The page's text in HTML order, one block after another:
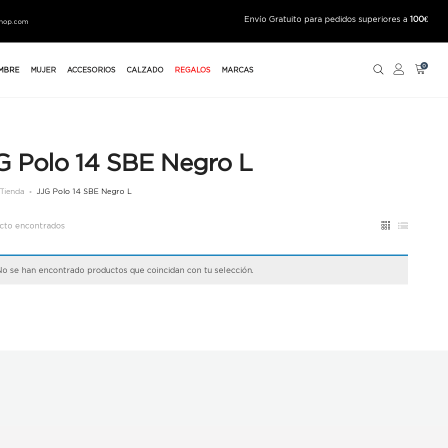
Envío Gratuito para pedidos superiores a 100€
MUJER ACCESORIOS CALZADO REGALOS MARCAS
0
Polo 14 SBE Negro L
Tienda JJG Polo 14 SBE Negro L
encontrados
se han encontrado productos que coincidan con tu selección.